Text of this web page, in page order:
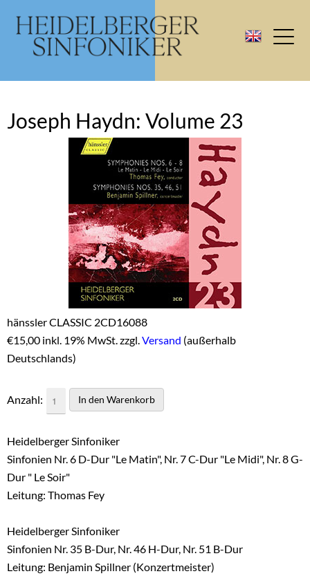
Joseph Haydn: Volume 23
hänssler CLASSIC 2CD16088
€15,00 inkl. 19% MwSt. zzgl.Versand (außerhalb
Deutschlands)
Anzahl:
Heidelberger Sinfoniker
Sinfonien Nr. 6 D-Dur "Le Matin", Nr. 7 C-Dur "Le Midi", Nr. 8 G-
Dur " Le Soir"
Leitung: Thomas Fey
Heidelberger Sinfoniker
Sinfonien Nr. 35 B-Dur, Nr. 46 H-Dur, Nr. 51 B-Dur
Leitung: Benjamin Spillner (Konzertmeister)